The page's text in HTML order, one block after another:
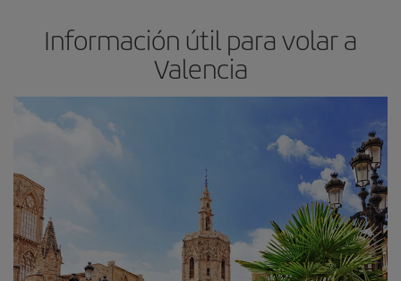
Información útil para volar a
Valencia